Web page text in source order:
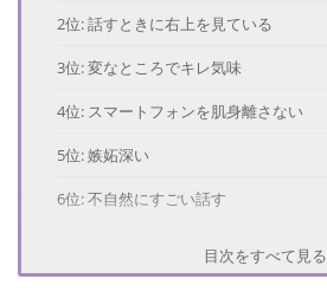
2位: 話すときに右上を見ている
3位: 変なところでキレ気味
4位: スマートフォンを肌身離さない
5位: 嫉妬深い
6位: 不自然にすごい話す
目次をすべて見る